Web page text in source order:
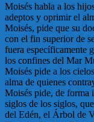
Moisés habla a los
adeptos y oprimir el
Moisés, pide que su
con el fin superior de
fuera específicamente
los confines del Mar
Moisés pide a los
alma de quienes
Moisés pide, de forma
siglos de los siglos,
del Edén, el Árbol de